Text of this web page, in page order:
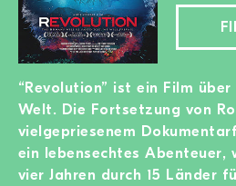
“Revolution” ist ein Film
Welt. Die Fortsetzung von
vielgepriesenem
ein lebensechtes Abenteuer,
vier Jahren durch 15 Länder